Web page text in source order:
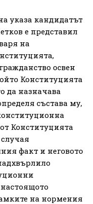
указа кандидатът
е представил
на
освен
Конституцията
да назначава
състава му,
Конституцията
факт и неговото
на нормения